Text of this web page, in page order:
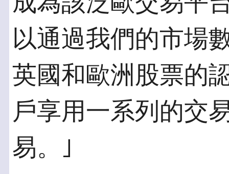
以通過我們的市場
英國和歐洲股票的
戶享用一系列的交
易。｣